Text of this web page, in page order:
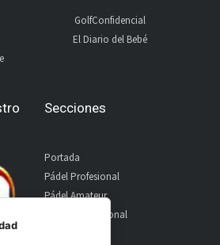
GolfConfidencial
El Diario del Bebé
Secciones
Portada
Pádel Profesional
Pádel Amateur
Pádel Internacional